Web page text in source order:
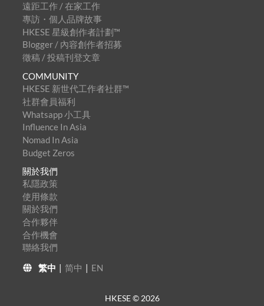
遠距工作 / 在家工作
專訪・個人品牌故事
HKESE 星級創作者計劃™
Blogger / 內容創作者招募
徵稿 / 投稿刊登文章
COMMUNITY
HKESE 新世代工作者社群™
社群會員福利
Whatsapp 小工具
Influence In Asia
Nomad In Asia
Budget Zeros
關於我們
私隱政策
使用條款
關於我們
合作夥伴
合作機會
聯絡我們
繁中 | 简中 | EN
HKESE © 2026